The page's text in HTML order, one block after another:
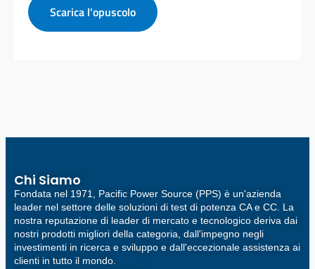
Scarica l'opuscolo
Chi Siamo
Fondata nel 1971, Pacific Power Source (PPS) è un'azienda
leader nel settore delle soluzioni di test di potenza CA e CC. La
nostra reputazione di leader di mercato e tecnologico deriva dai
nostri prodotti migliori della categoria, dall'impegno negli
investimenti in ricerca e sviluppo e dall'eccezionale assistenza ai
clienti in tutto il mondo.